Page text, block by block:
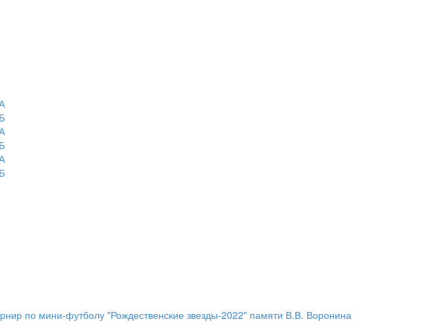
по мини-футболу "Рождественские звезды-2022" памяти В.В. Воронина